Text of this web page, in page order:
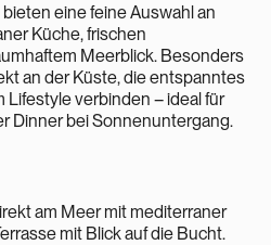
eine feine Auswahl an
Küche, frischen
Meerblick. Besonders
an der Küste, die entspanntes
verbinden – ideal für
Dinner bei Sonnenuntergang.
am Meer mit mediterraner
mit Blick auf die Bucht.